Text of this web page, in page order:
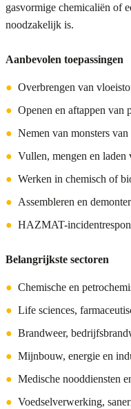
gasvormige chemicaliën of
noodzakelijk is.
Aanbevolen toepassingen
● Overbrengen van
● Openen en aftappen van
● Nemen van monsters
● Vullen, mengen en laden
● Werken in chemisch of
● Assembleren en
● HAZMAT-
Belangrijkste sectoren
● Chemische en
● Life sciences,
● Brandweer,
● Mijnbouw, energie en
● Medische nooddiensten
● Voedselverwerking,